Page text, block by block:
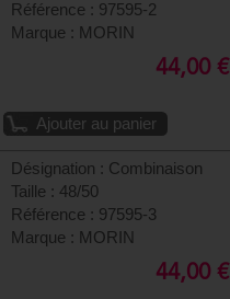
Référence : 97595-2
Marque : MORIN
44,00 €
Ajouter au panier
Désignation : Combinaison
Taille : 48/50
Référence : 97595-3
Marque : MORIN
44,00 €